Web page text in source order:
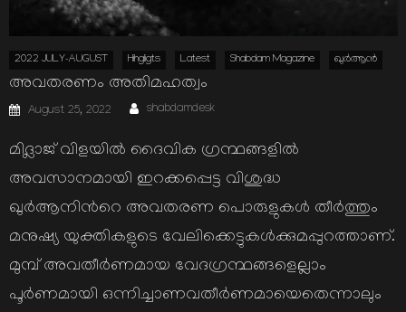
2022 JULY-AUGUST Hihgligts Latest Shabdam Magazine ഖുര്‍ആന്‍
അവതരണം അതിമഹത്വം
Posted
on
August 25, 2022 Author
shabdamdesk
മിദ്ലാജ് വിളയില്‍ ദൈവിക ഗ്രന്ഥങ്ങളില്‍
അവസാനമായി ഇറക്കപ്പെട്ട വിശുദ്ധ
ഖുര്‍ആനിന്‍റെ അവതരണ പൊരുളുകള്‍ തീര്‍ത്തും
മനുഷ്യ യുക്തികളുടെ വേലിക്കെട്ടുകള്‍ക്കുമപ്പുറത്താണ്.
മുമ്പ് അവതീര്‍ണമായ വേദഗ്രന്ഥങ്ങളെല്ലാം
പൂര്‍ണമായി ഒന്നിച്ചാണവതീര്‍ണമായെതെന്നാലും